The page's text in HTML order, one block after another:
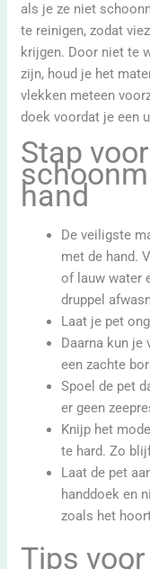
als je ze niet
te reinigen, zodat
krijgen. Door niet te
zijn, houd je het
vlekken meteen
doek voordat je een
Stap
hand
De veiligste
met de hand.
of lauw water
druppel
Laat je pet
Daarna kun je
een zachte
Spoel de pet
er geen
Knijp het
te hard. Zo
Laat de pet
handdoek en
zoals het
Tips